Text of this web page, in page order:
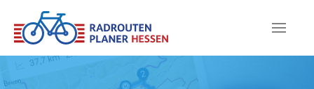
Skip to main content